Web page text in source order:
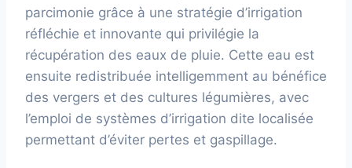
parcimonie grâce à une stratégie d’irrigation
réfléchie et innovante qui privilégie la
récupération des eaux de pluie. Cette eau est
ensuite redistribuée intelligemment au bénéfice
des vergers et des cultures légumières, avec
l’emploi de systèmes d’irrigation dite localisée
permettant d’éviter pertes et gaspillage.